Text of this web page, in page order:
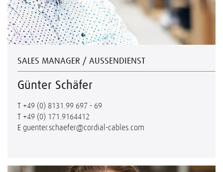
SALES MANAGER / AUSSENDIENST
Günter Schäfer
T +49 (0) 8131.99 697 - 69
T +49 (0) 171.9164412
E guenter.schaefer@cordial-cables.com